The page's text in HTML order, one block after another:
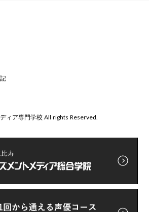
ィア専門学校 All rights Reserved.